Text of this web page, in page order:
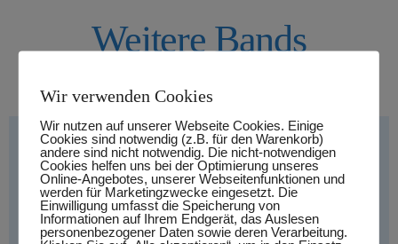
Weitere Bands
Wir verwenden Cookies
Wir nutzen auf unserer Webseite Cookies. Einige
Cookies sind notwendig (z.B. für den Warenkorb)
andere sind nicht notwendig. Die nicht-notwendigen
Cookies helfen uns bei der Optimierung unseres
Online-Angebotes, unserer Webseitenfunktionen und
werden für Marketingzwecke eingesetzt. Die
Einwilligung umfasst die Speicherung von
Informationen auf Ihrem Endgerät, das Auslesen
personenbezogener Daten sowie deren Verarbeitung.